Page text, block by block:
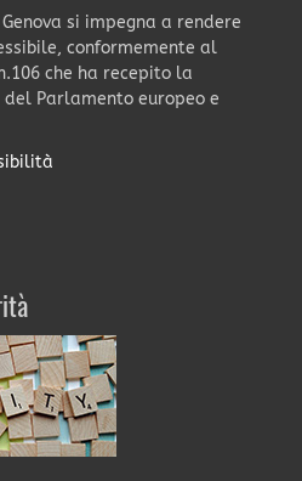
si impegna a rendere
conformemente al
che ha recepito la
Parlamento europeo e